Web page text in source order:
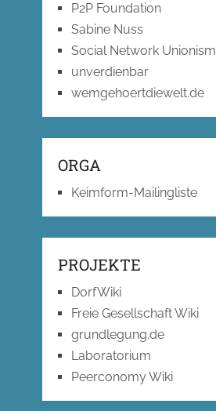
P2P Foundation
Sabine Nuss
Social Network Unionism
unverdienbar
wemgehoertdiewelt.de
ORGA
Keimform-Mailingliste
PROJEKTE
DorfWiki
Freie Gesellschaft Wiki
grundlegung.de
Laboratorium
Peerconomy Wiki